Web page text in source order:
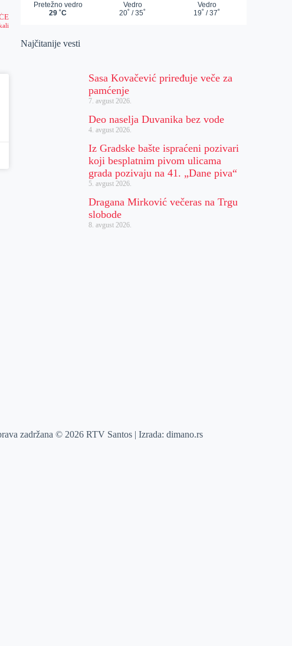
Najčitanije vesti
Sasa Kovačević priređuje veče za
pamćenje
7. avgust 2026.
Deo naselja Duvanika bez vode
4. avgust 2026.
Iz Gradske bašte ispraćeni pozivari
koji besplatnim pivom ulicama
grada pozivaju na 41. „Dane piva“
5. avgust 2026.
Dragana Mirković večeras na Trgu
slobode
8. avgust 2026.
zadržana © 2026 RTV Santos | Izrada:dimano.rs